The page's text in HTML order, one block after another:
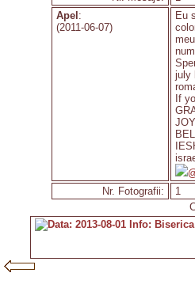
Apel :
(2011-06-07)
Eu
july
If
Nr. Fotografii:
1